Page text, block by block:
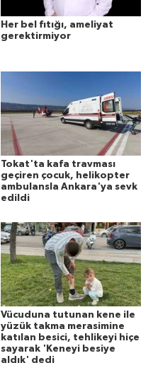
Her bel fıtığı, ameliyat
gerektirmiyor
Tokat'ta kafa travması
geçiren çocuk, helikopter
ambulansla Ankara'ya sevk
edildi
Vücuduna tutunan kene ile
yüzük takma merasimine
katılan besici, tehlikeyi hiçe
sayarak 'Keneyi besiye
aldık' dedi